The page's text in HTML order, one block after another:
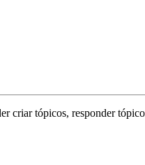
criar tópicos, responder